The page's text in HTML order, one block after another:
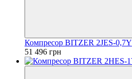
Компресор BITZER 2JES-0,7Y
51 496 грн